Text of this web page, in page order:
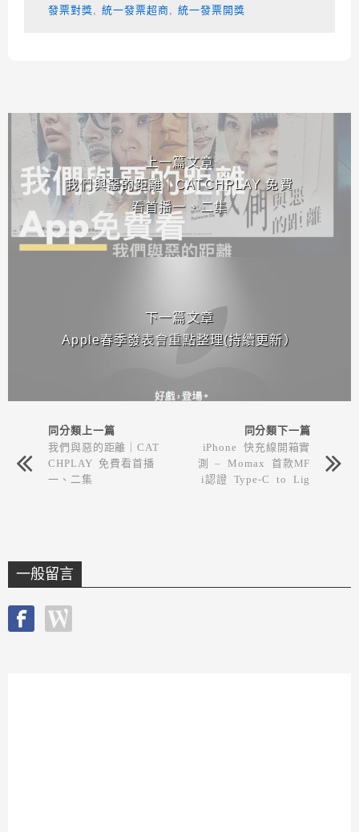
發票對獎, 統一發票超商, 統一發票開獎
相連文章
上一篇文章
我們與惡的距離｜CATCHPLAY 免費
看首播一、二集
下一篇文章
Apple春季發表會重點整理(持續更新）
同分類上一篇
我們與惡的距離｜CAT
CHPLAY 免費看首播
一、二集
同分類下一篇
iPhone 快充線開箱實
測 – Momax 首款MF
i認證 Type-C to Lig
一般留言